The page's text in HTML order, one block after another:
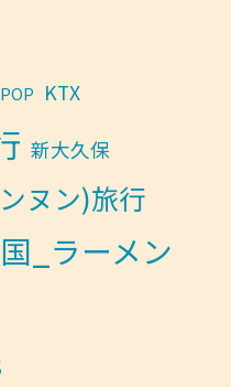
KTX
新大久保
ヌン)旅行
_ラーメン